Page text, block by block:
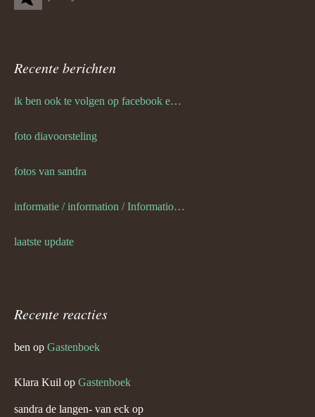
Recente berichten
ik ben ook te volgen op facebook en twitter
foto diavoorsteling
fotos van sandra
informatie / information / Informationen / l information
laatste update
Recente reacties
ben op Gastenboek
Klara Kuil op Gastenboek
sandra de langen- van eck op